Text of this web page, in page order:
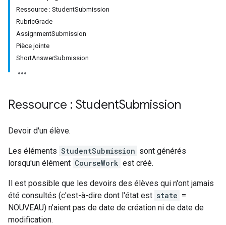
Ressource : StudentSubmission
RubricGrade
AssignmentSubmission
Pièce jointe
ShortAnswerSubmission
Ressource : StudentSubmission
Devoir d'un élève.
Les éléments StudentSubmission sont générés
lorsqu'un élément CourseWork est créé.
Il est possible que les devoirs des élèves qui n'ont jamais
été consultés (c'est-à-dire dont l'état est state =
NOUVEAU) n'aient pas de date de création ni de date de
modification.